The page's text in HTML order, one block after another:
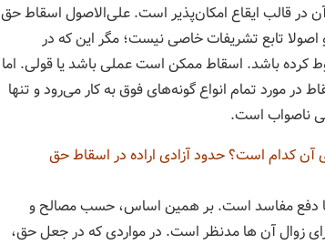
در قالب ایقاع امکان‌پذیر است. علی‌الاصول اسقاط حق
اصولا تابع تشریفات خاصی نیست؛ مگر این که در
کرده باشد. اسقاط ممکن است عملی باشد یا قولی. اما
مورد تمام انواع گونه‌های فوق به کار می‌رود و تنها
ناصواب است.
کدام است؟ حدود آزادی اراده در اسقاط حق
دفع مفاسد است. بر همین اساس، حسب مصالح و
زوال آن ها مدنظر است. در مواردی که در جعل حق،